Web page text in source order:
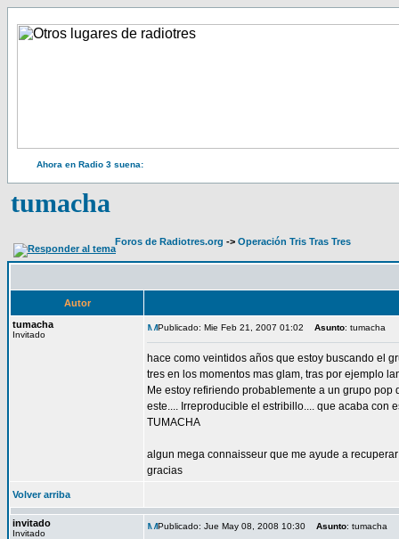
Ahora en Radio 3 suena:
tumacha
Foros de Radiotres.org -> Operación Tris Tras Tres
Autor
tumacha
Invitado
Publicado: Mie Feb 21, 2007 01:02 Asunto: tumacha
hace como veintidos años que estoy buscando el
tres en los momentos mas glam, tras por ejemplo
Me estoy refiriendo probablemente a un grupo
este.... Irreproducible el estribillo.... que acaba con
TUMACHA
algun mega connaisseur que me ayude a
gracias
Volver arriba
invitado
Invitado
Publicado: Jue May 08, 2008 10:30 Asunto: tumacha